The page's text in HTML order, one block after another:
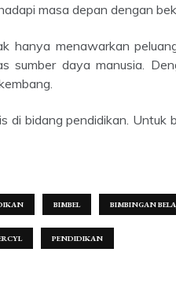
masa depan dengan
sumber daya manusia.
BIMBEL BIMBINGAN
PENDIDIKAN